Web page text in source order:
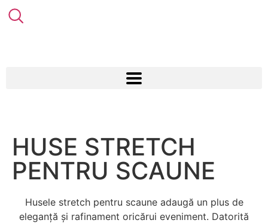
HUSE STRETCH
PENTRU SCAUNE
Husele stretch pentru scaune adaugă un plus de
eleganță și rafinament oricărui eveniment. Datorită